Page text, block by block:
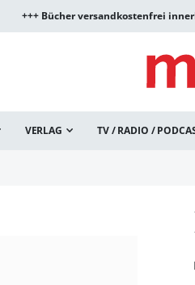
+++ Bücher versandkostenfrei
VERLAG TV / RADIO /